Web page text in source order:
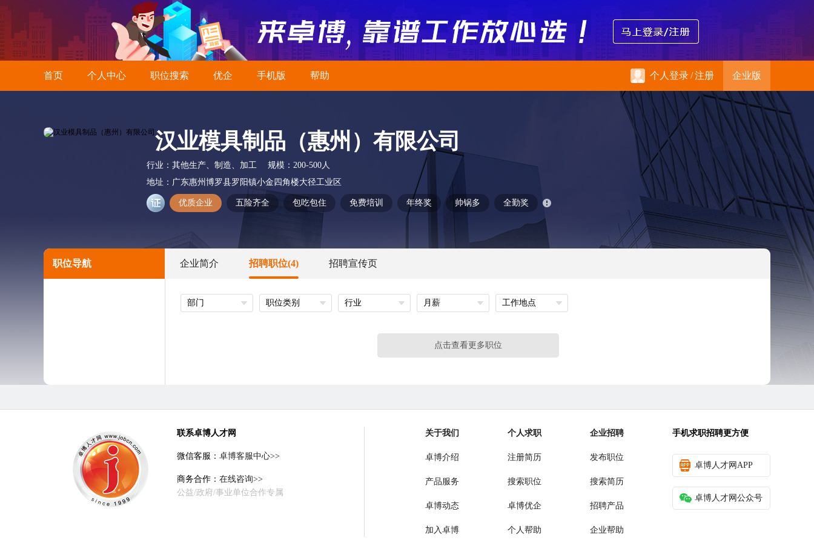
首页 个人中心 职位搜索 优企 手机版 帮助 个人登录/注册 企业版
汉业模具制品（惠州）有限公司
行业： 其他生产、制造、加工 规模： 200-500人
地址： 广东惠州博罗县罗阳镇小金四角楼大径工业区
优质企业 五险齐全 包吃包住 免费培训 年终奖 帅锅多 全勤奖
职位导航 企业简介 招聘职位(4) 招聘宣传页
部门 职位类别 行业 月薪 工作地点
点击查看更多职位
联系卓博人才网
微信客服： 卓博客服中心>>
商务合作： 在线咨询>>
公益/政府/事业单位合作专属
关于我们
卓博介绍
产品服务
卓博动态
加入卓博
个人求职
注册简历
搜索职位
卓博优企
个人帮助
企业招聘
发布职位
搜索简历
招聘产品
企业帮助
手机求职招聘更方便
卓博人才网APP
卓博人才网公众号